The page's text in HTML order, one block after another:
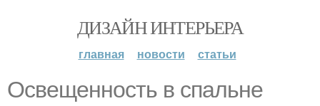
ДИЗАЙН ИНТЕРЬЕРА
главная новости статьи
Освещенность в спальне